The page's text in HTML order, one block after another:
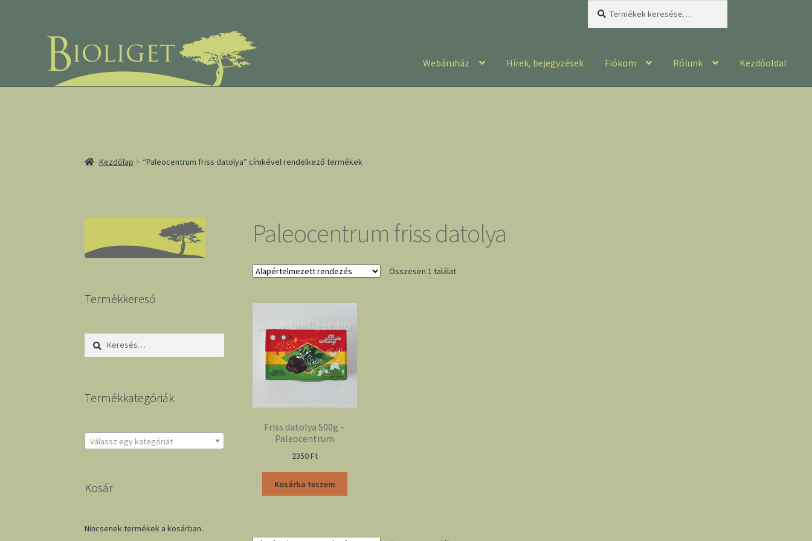
Webáruház Hírek, bejegyzések Fiókom Rólunk Kezdőoldal
Kezdőlap “Paleocentrum friss datolya” címkével rendelkező termékek
Paleocentrum friss datolya
Összesen 1 találat
Friss datolya 500g –
Paleocentrum
2350Ft
Kosárba teszem
Termékkereső
Keresés:
Termékkategóriák
Válassz egy kategóriát
Kosár
Nincsenek termékek a kosárban.